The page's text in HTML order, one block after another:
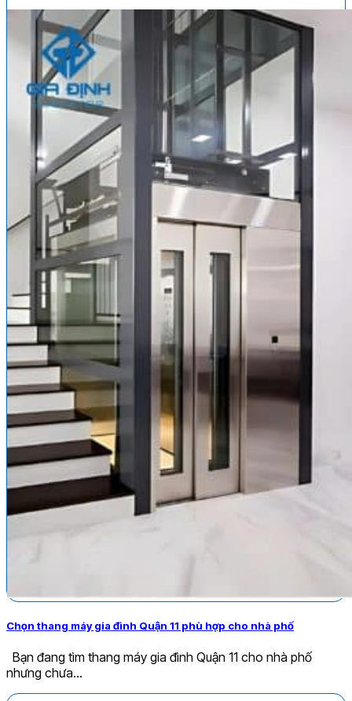
Chọn thang máy gia đình Quận 11 phù hợp cho nhà phố
Bạn đang tìm thang máy gia đình Quận 11 cho nhà phố
nhưng chưa...